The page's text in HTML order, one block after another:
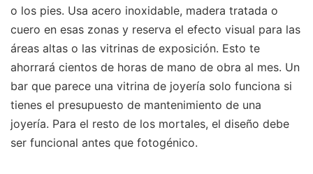
o los pies. Usa acero inoxidable, madera tratada o
cuero en esas zonas y reserva el efecto visual para las
áreas altas o las vitrinas de exposición. Esto te
ahorrará cientos de horas de mano de obra al mes. Un
bar que parece una vitrina de joyería solo funciona si
tienes el presupuesto de mantenimiento de una
joyería. Para el resto de los mortales, el diseño debe
ser funcional antes que fotogénico.